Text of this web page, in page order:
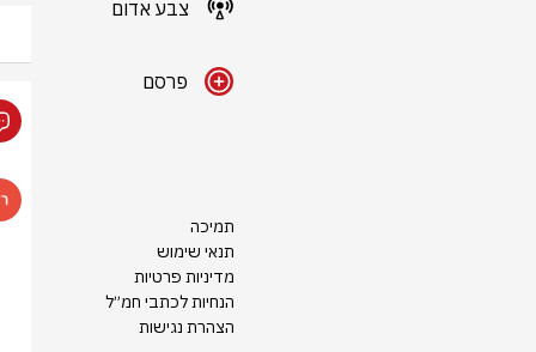
צבע אדום
פרסם
תמיכה
תנאי שימוש
מדיניות פרטיות
הנחיות לכתבי חמ״ל
הצהרת נגישות